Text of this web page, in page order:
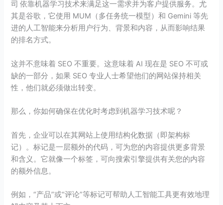
司 依靠机器学习技术来满足这一需求并为客户提供服务。尤
其是谷歌，它使用 MUM（多任务统一模型）和 Gemini 等先
进的人工智能来分析用户行为、背景和内容，从而影响结果
的排名方式。
这并不意味着 SEO 不重要。这意味着 AI 现在是 SEO 不可或
缺的一部分，如果 SEO 专业人士希望他们的网站保持相关
性，他们就必须做出转变。
那么，你如何确保在优化时考虑到机器学习技术呢？
首先，企业可以在其网站上使用结构化数据（即架构标
记）。标记是一层额外的代码，可为您的内容提供更多背景
和含义。它就像一个标签，可向搜索引擎提供有关您的内容
的额外信息。
例如，“产品”或“评论”等标记可帮助人工智能工具更有效地理